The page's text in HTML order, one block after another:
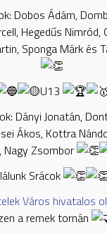
Dobos Ádám,
Hegedűs Nimród,
Sponga Márk és
U13
Dányi Jonatán,
Ákos, Kottra
Nagy Zsombor
Srácok
Város hivatalos
a remek tornán